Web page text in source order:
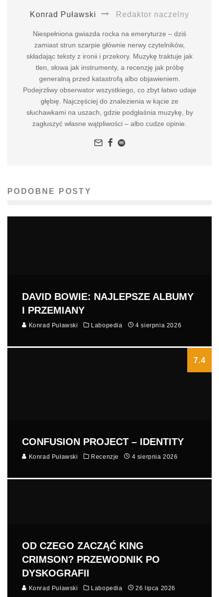
Konrad Puławski Redaktor naczelny
Niespełniona gwiazda rocka na emeryturze – dziś
zamiast strun szarpie głównie nerwy czytelników,
składając teksty z ironii i przekory. Muzykę traktuje jak
tlen, słowa jak instrumenty, a recenzję jak próbę
generalną przed katastrofą albo objawieniem.
Podejrzliwy obserwator wszystkiego, co zbyt łatwo udaje
głębię. Najczęściej do znalezienia w kącie ze
słuchawkami na uszach, gdzie podgłaśnia muzykę, by
zagłuszyć własne wątpliwości – albo cudze opinie.
PODOBNE POSTY
DAVID BOWIE: NAJLEPSZE ALBUMY
I PRZEMIANY
Konrad Puławski Labopedia 4 sierpnia 2026
7.4
CONFUSION PROJECT – IDENTITY
Konrad Puławski Recenzje 4 sierpnia 2026
OD CZEGO ZACZĄĆ KING
CRIMSON? PRZEWODNIK PO
DYSKOGRAFII
Konrad Puławski Labopedia 26 lipca 2026